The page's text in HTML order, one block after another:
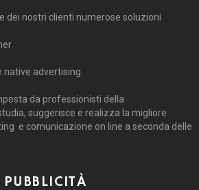
dei nostri clienti numerose soluzioni
native advertising.
da professionisti della
suggerisce e realizza la migliore
e comunicazione on line a seconda delle
PUBBLICITÀ